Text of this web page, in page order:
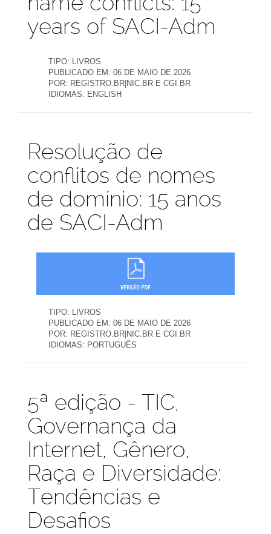
years of SACI-Adm
TIPO: LIVROS
PUBLICADO EM: 06 DE MAIO DE 2026
POR: REGISTRO.BR|NIC.BR E CGI.BR
IDIOMAS: ENGLISH
Publicações
Resolução de
conflitos de nomes
de domínio: 15 anos
de SACI-Adm
TIPO: LIVROS
PUBLICADO EM: 06 DE MAIO DE 2026
POR: REGISTRO.BR|NIC.BR E CGI.BR
IDIOMAS: PORTUGUÊS
Publicações
5ª edição - TIC,
Governança da
Internet, Gênero,
Raça e Diversidade:
Tendências e
Desafios